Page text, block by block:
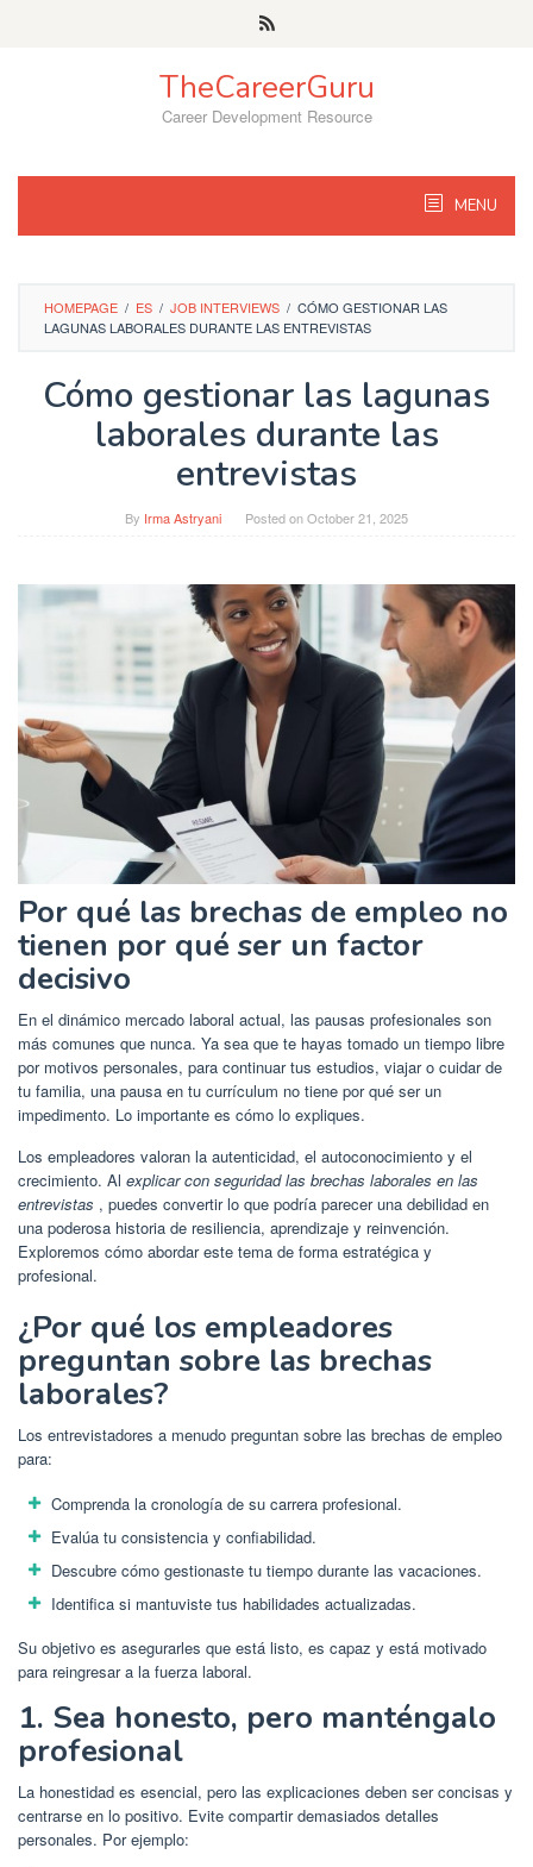
TheCareerGuru
Career Development Resource
MENU
HOMEPAGE / ES / JOB INTERVIEWS / CÓMO GESTIONAR LAS
LAGUNAS LABORALES DURANTE LAS ENTREVISTAS
Cómo gestionar las lagunas
laborales durante las
entrevistas
By Irma Astryani Posted onOctober 21, 2025
Por qué las brechas de empleo no
tienen por qué ser un factor
decisivo
En el dinámico mercado laboral actual, las pausas profesionales son
más comunes que nunca. Ya sea que te hayas tomado un tiempo libre
por motivos personales, para continuar tus estudios, viajar o cuidar de
tu familia, una pausa en tu currículum no tiene por qué ser un
impedimento. Lo importante es cómo lo expliques.
Los empleadores valoran la autenticidad, el autoconocimiento y el
crecimiento. Al explicar con seguridad las brechas laborales en las
entrevistas , puedes convertir lo que podría parecer una debilidad en
una poderosa historia de resiliencia, aprendizaje y reinvención.
Exploremos cómo abordar este tema de forma estratégica y
profesional.
¿Por qué los empleadores
preguntan sobre las brechas
laborales?
Los entrevistadores a menudo preguntan sobre las brechas de empleo
para:
Comprenda la cronología de su carrera profesional.
Evalúa tu consistencia y confiabilidad.
Descubre cómo gestionaste tu tiempo durante las vacaciones.
Identifica si mantuviste tus habilidades actualizadas.
Su objetivo es asegurarles que está listo, es capaz y está motivado
para reingresar a la fuerza laboral.
1. Sea honesto, pero manténgalo
profesional
La honestidad es esencial, pero las explicaciones deben ser concisas y
centrarse en lo positivo. Evite compartir demasiados detalles
personales. Por ejemplo: